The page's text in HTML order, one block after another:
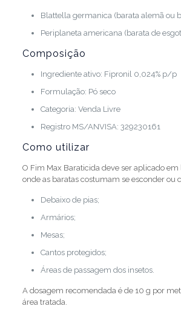
Blattella germanica (barata alemã ou
Periplaneta americana (barata de
Composição
Ingrediente ativo: Fipronil 0,024% p/p
Formulação: Pó seco
Categoria: Venda Livre
Registro MS/ANVISA: 329230161
Como utilizar
O Fim Max Baraticida deve ser aplicado em
onde as baratas costumam se esconder ou
Debaixo de pias;
Armários;
Mesas;
Cantos protegidos;
Áreas de passagem dos insetos.
A dosagem recomendada é de 10 g por
área tratada.